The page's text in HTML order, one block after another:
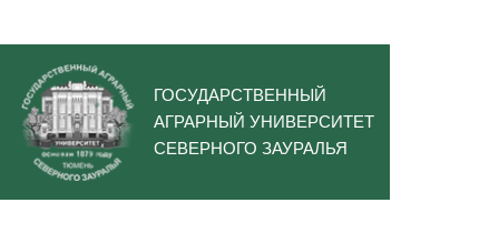
ГОСУДАРСТВЕННЫЙ
АГРАРНЫЙ УНИВЕРСИТЕТ
СЕВЕРНОГО ЗАУРАЛЬЯ